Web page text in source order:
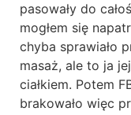
pasowały do
mogłem się
chyba sprawiało
masaż, ale to ja
ciałkiem. Potem
brakowało więc